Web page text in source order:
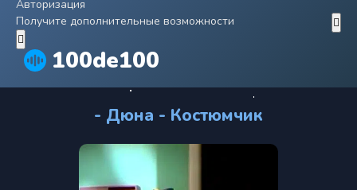
100de100
Авторизация
Получите дополнительные возможности
- Дюна - Костюмчик